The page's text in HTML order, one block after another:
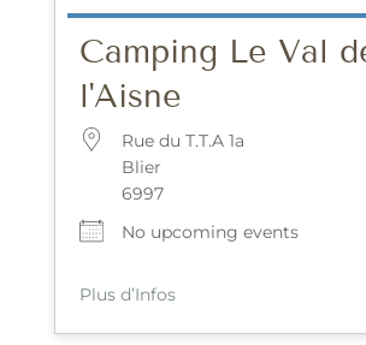
Camping Le Val
l'Aisne
Rue du T.T.A 1a
Blier
6997
No upcoming events
Plus d’Infos